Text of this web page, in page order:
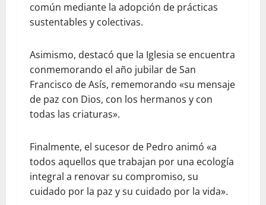
común mediante la adopción de prácticas
sustentables y colectivas.
Asimismo, destacó que la Iglesia se encuentra
conmemorando el año jubilar de San
Francisco de Asís, rememorando «su mensaje
de paz con Dios, con los hermanos y con
todas las criaturas».
Finalmente, el sucesor de Pedro animó «a
todos aquellos que trabajan por una ecología
integral a renovar su compromiso, su
cuidado por la paz y su cuidado por la vida».